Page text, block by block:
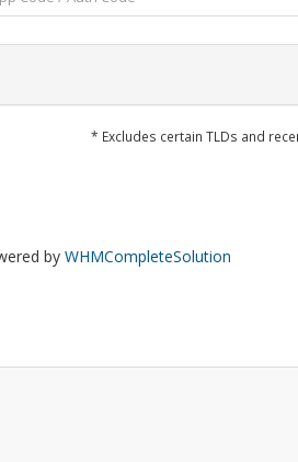
* Excludes certain TLDs and
by WHMCompleteSolution